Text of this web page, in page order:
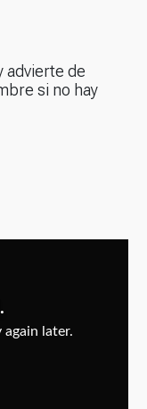
advierte de
si no hay